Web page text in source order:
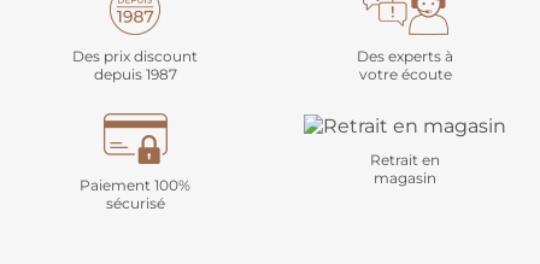
Des prix discount
depuis 1987
Des experts à
votre écoute
Paiement 100%
sécurisé
Retrait en
magasin